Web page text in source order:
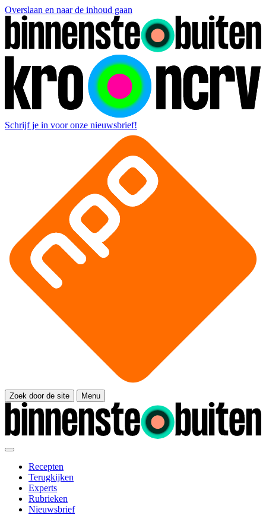
Overslaan en naar de inhoud gaan
Schrijf je in voor onze nieuwsbrief!
Zoek door de site Menu
Recepten
Terugkijken
Experts
Rubrieken
Nieuwsbrief